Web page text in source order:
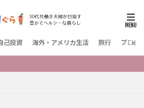
己投資 海外・アメリカ生活 旅行 プロフ